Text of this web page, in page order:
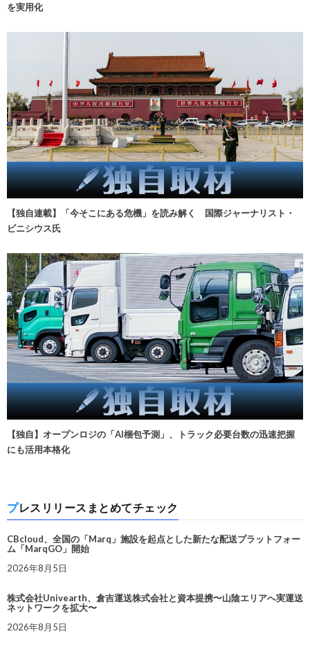
を実用化
【独自連載】「今そこにある危機」を読み解く 国際ジャーナリスト・
ビニシウス氏
【独自】オープンロジの「AI梱包予測」、トラック必要台数の迅速把握
にも活用本格化
プレスリリースまとめてチェック
CBcloud、全国の「Marq」施設を起点とした新たな配送プラットフォー
ム「MarqGO」開始
2026年8月5日
株式会社Univearth、倉吉運送株式会社と資本提携〜山陰エリアへ実運送
ネットワークを拡大〜
2026年8月5日